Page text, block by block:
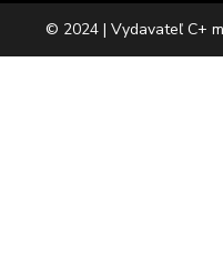
© 2024 | Vydavateľ C+